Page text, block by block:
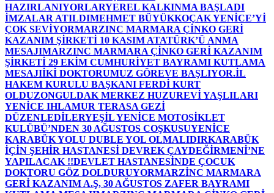
HAZIRLANIYORLARYEREL KALKINMA BAŞLADI
İMZALAR ATILDIMEHMET BÜYÜKKOÇAK YENİCE’Yİ
ÇOK SEVİYORMARZINC MARMARA ÇİNKO GERİ
KAZANIM ŞİRKETİ 10 KASIM ATATÜRK’Ü ANMA
MESAJIMARZINC MARMARA ÇİNKO GERİ KAZANIM
ŞİRKETİ 29 EKİM CUMHURİYET BAYRAMI KUTLAMA
MESAJIİKİ DOKTORUMUZ GÖREVE BAŞLIYOR.İL
HAKEM KURULU BAŞKANI FERDİ KURT
OLDUZONGULDAK MERKEZ HUZUREVİ YAŞLILARI
YENİCE IHLAMUR TERASA GEZİ
DÜZENLEDİLERYEŞİL YENİCE MOTOSİKLET
KULÜBÜ’NDEN 30 AĞUSTOS COŞKUSUYENİCE
KARABÜK YOLU DUBLE YOL OLMALIDIRKARABÜK
İÇİN ŞEHİR HASTANESİ DEVREK ÇAYDEĞİRMENİ’NE
YAPILACAK !!DEVLET HASTANESİNDE ÇOCUK
DOKTORU GÖZ DOLDURUYORMARZİNC MARMARA
GERİ KAZANIM A.Ş, 30 AĞUSTOS ZAFER BAYRAMI